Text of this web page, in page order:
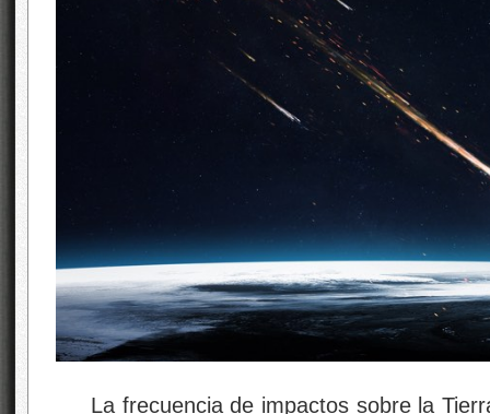
La frecuencia de impactos sobre la